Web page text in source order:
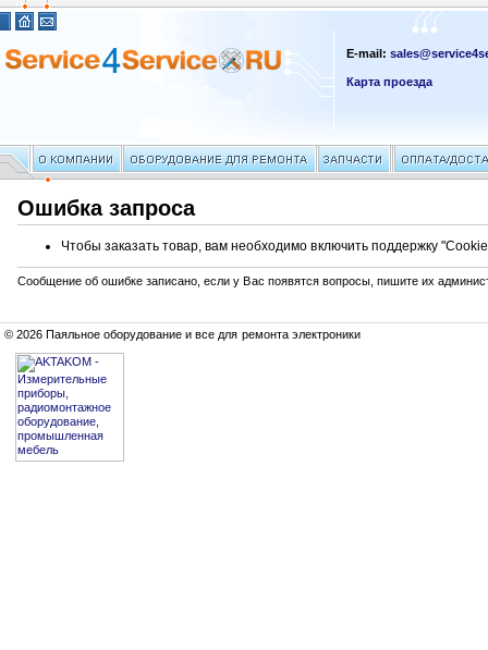
E-mail:
Карта проезда
Ошибка запроса
Чтобы заказать товар, вам необходимо включить поддержку
Сообщение об ошибке записано, если у Вас появятся вопросы, пишите их
© 2026 Паяльное оборудование и все для ремонта электроники